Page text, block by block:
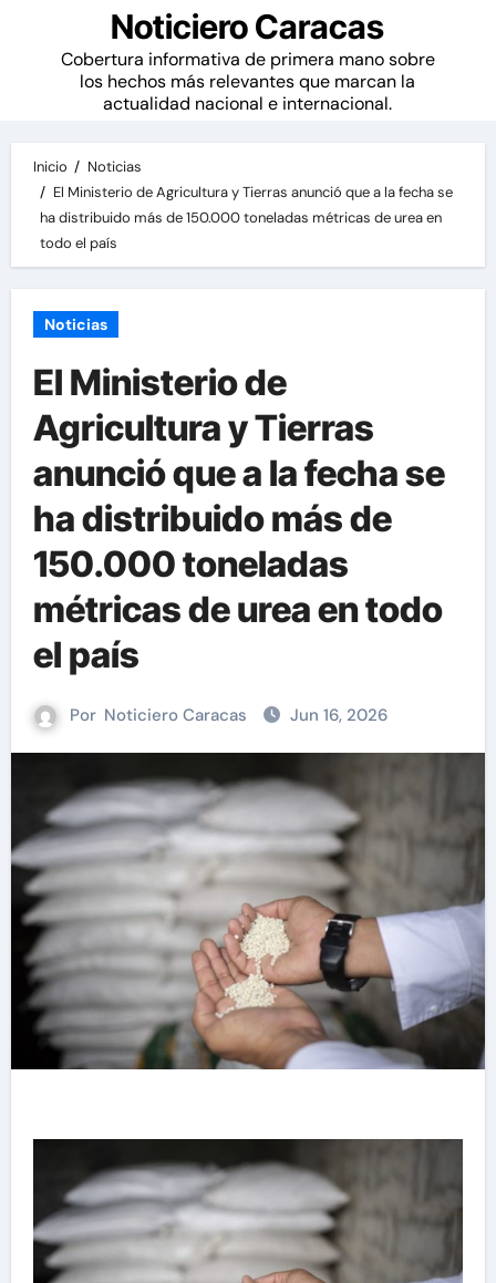
Noticiero Caracas
Cobertura informativa de primera mano sobre
los hechos más relevantes que marcan la
actualidad nacional e internacional.
Inicio
Noticias
El Ministerio de Agricultura y Tierras anunció que a la fecha se
ha distribuido más de 150.000 toneladas métricas de urea en
todo el país
Noticias
El Ministerio de
Agricultura y Tierras
anunció que a la fecha se
ha distribuido más de
150.000 toneladas
métricas de urea en todo
el país
Por Noticiero Caracas Jun 16, 2026